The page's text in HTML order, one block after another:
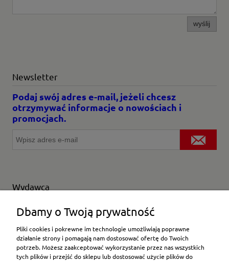
wyślij
Newsletter
Podaj swój adres e-mail, jeżeli chcesz
otrzymywać informacje o nowościach i
promocjach.
Wydawca
Wybierz producenta
Moje konto
Dbamy o Twoją prywatność
Pliki cookies i pokrewne im technologie umożliwiają poprawne
działanie strony i pomagają nam dostosować ofertę do Twoich
potrzeb. Możesz zaakceptować wykorzystanie przez nas wszystkich
tych plików i przejść do sklepu lub dostosować użycie plików do